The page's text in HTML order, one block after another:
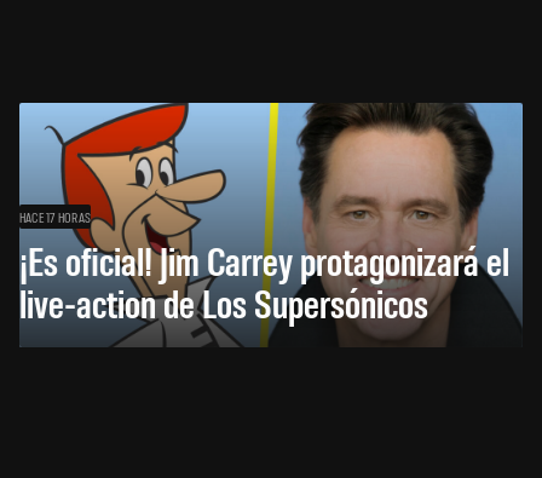
HACE 17 HORAS
¡Es oficial! Jim Carrey protagonizará el
live-action de Los Supersónicos